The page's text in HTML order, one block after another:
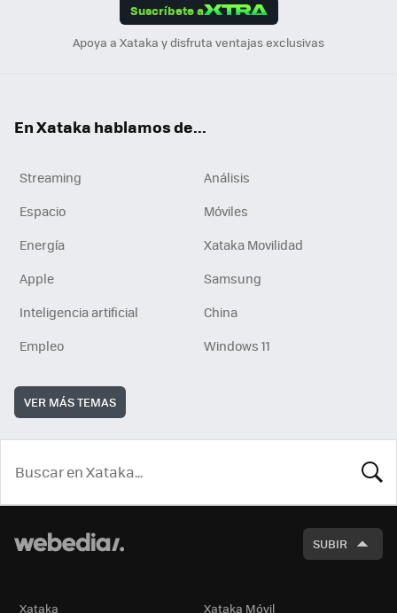
Suscríbete a
Apoya a Xataka y disfruta ventajas exclusivas
En Xataka hablamos de...
Streaming
Análisis
Espacio
Móviles
Energía
Xataka Movilidad
Apple
Samsung
Inteligencia artificial
China
Empleo
Windows 11
VER MÁS TEMAS
SUBIR
Xataka Xataka Móvil